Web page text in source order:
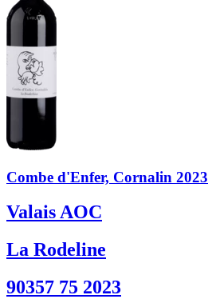
Combe d'Enfer, Cornalin 2023
Valais AOC
La Rodeline
90357 75 2023